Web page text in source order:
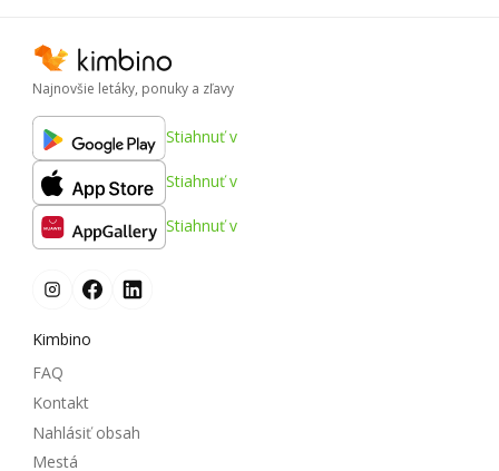
Najnovšie letáky, ponuky a zľavy
Stiahnuť v
Stiahnuť v
Stiahnuť v
Kimbino
FAQ
Kontakt
Nahlásiť obsah
Mestá